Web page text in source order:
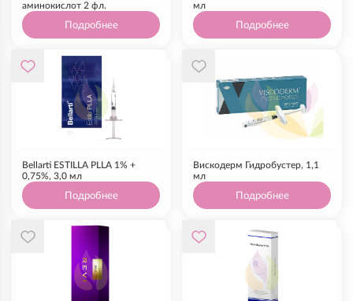
аминокислот 2 фл.
Подробнее
мл
Подробнее
Bellarti ESTILLA PLLA 1% +
0,75%, 3,0 мл
Подробнее
Вискодерм Гидробустер, 1,1
мл
Подробнее